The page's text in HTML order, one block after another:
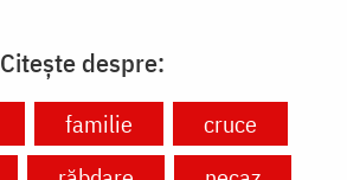
Citește despre:
familie
cruce